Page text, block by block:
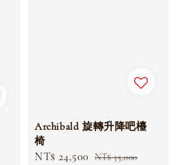
Archibald 旋轉升降吧檯
椅
Sale
NT$ 24,500 Regular
NT$ 35,000